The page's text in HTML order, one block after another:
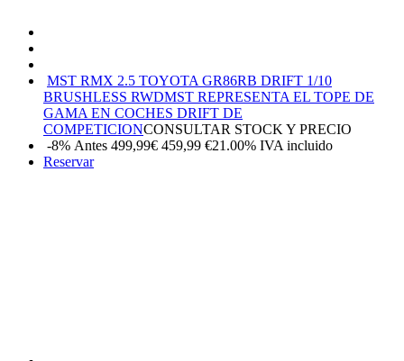
MST RMX 2.5 TOYOTA GR86RB DRIFT 1/10
BRUSHLESS RWDMST REPRESENTA EL TOPE DE
GAMA EN COCHES DRIFT DE
COMPETICIONCONSULTAR STOCK Y PRECIO
-8% Antes 499,99€ 459,99 €21.00% IVA incluido
Reservar